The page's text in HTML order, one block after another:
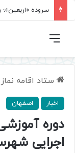
فهرست
ستاد اقامه نماز
اخبار اصفهان
دوره
اجرایی